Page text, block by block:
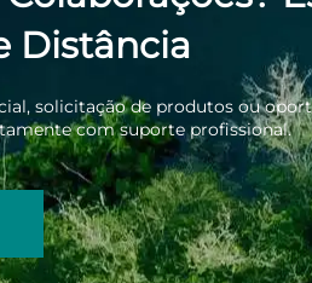
Distância
solicitação de produtos ou
com suporte profissional.